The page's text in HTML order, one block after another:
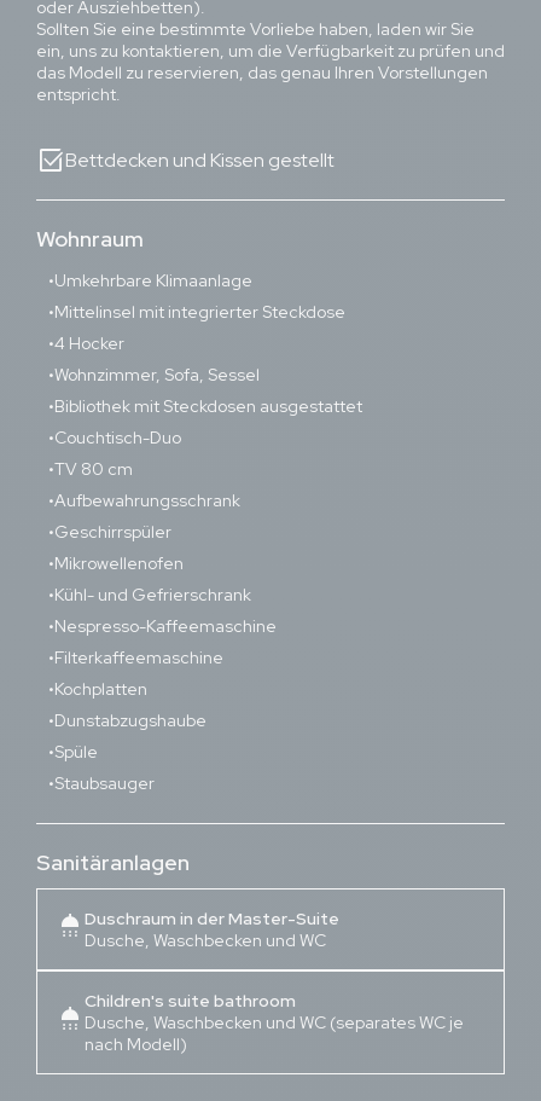
select_check_boxBettdecken und Kissen gestellt
oder Ausziehbetten).
Sollten Sie eine bestimmte Vorliebe haben, laden wir Sie
ein, uns zu kontaktieren, um die Verfügbarkeit zu prüfen und
das Modell zu reservieren, das genau Ihren Vorstellungen
entspricht.
Wohnraum
Umkehrbare Klimaanlage
Mittelinsel mit integrierter Steckdose
4 Hocker
Wohnzimmer, Sofa, Sessel
Bibliothek mit Steckdosen ausgestattet
Couchtisch-Duo
TV 80 cm
Aufbewahrungsschrank
Geschirrspüler
Mikrowellenofen
Kühl- und Gefrierschrank
Nespresso-Kaffeemaschine
Filterkaffeemaschine
Kochplatten
Dunstabzugshaube
Spüle
Staubsauger
Sanitäranlagen
shower Duschraum in der Master-Suite
Dusche, Waschbecken und WC
shower
Children's suite bathroom
Dusche, Waschbecken und WC (separates WC je
nach Modell)